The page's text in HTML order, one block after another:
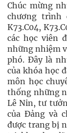
Chúc mừng
chương trình
K73.C04,
các học viên
những nhiệm
phó. Đây là
của khóa học
môn học
thống những
Lê Nin, tư
của Đảng và
được trang bị